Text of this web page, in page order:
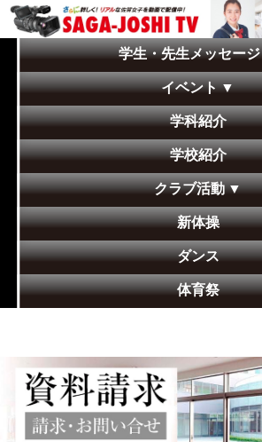
学生・先生メッセージ
イベント▼
学科紹介
学校紹介
クラブ活動▼
新体操
ダンス
体育祭